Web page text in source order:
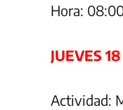
Hora:
JUEVES
Actividad: